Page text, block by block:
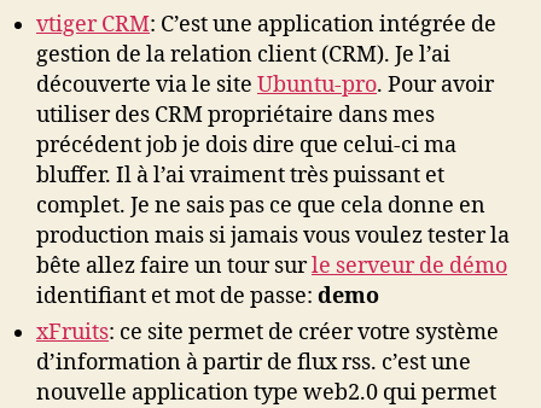
vtiger CRM: C’est une application intégrée de
gestion de la relation client (CRM). Je l’ai
découverte via le site Ubuntu-pro. Pour avoir
utiliser des CRM propriétaire dans mes
précédent job je dois dire que celui-ci ma
bluffer. Il à l’ai vraiment très puissant et
complet. Je ne sais pas ce que cela donne en
production mais si jamais vous voulez tester la
bête allez faire un tour surle serveur de démo
identifiant et mot de passe: demo
xFruits: ce site permet de créer votre système
d’information à partir de flux rss. c’est une
nouvelle application type web2.0 qui permet